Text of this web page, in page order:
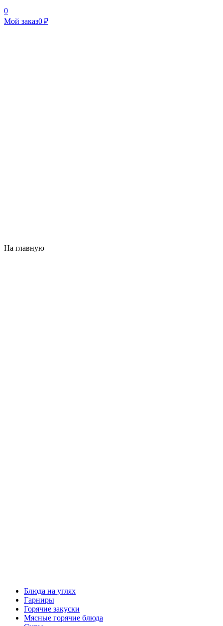
0
Мой заказ0 ₽
На главную
Блюда на углях
Гарниры
Горячие закуски
Мясные горячие блюда